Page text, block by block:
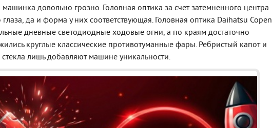
довольно грозно. Головная оптика за счет затемненного центра
да и форма у них соответствующая. Головная оптика Daihatsu Copen
дневные светодиодные ходовые огни, а по краям достаточно
круглые классические противотуманные фары. Ребристый капот и
лишь добавляют машине уникальности.